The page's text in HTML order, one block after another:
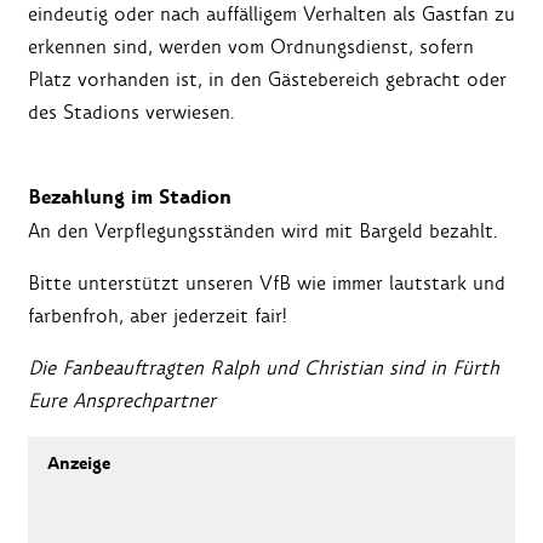
eindeutig oder nach auffälligem Verhalten als Gastfan zu
erkennen sind, werden vom Ordnungsdienst, sofern
Platz vorhanden ist, in den Gästebereich gebracht oder
des Stadions verwiesen.
Bezahlung im Stadion
An den Verpflegungsständen wird mit Bargeld bezahlt.
Bitte unterstützt unseren VfB wie immer lautstark und
farbenfroh, aber jederzeit fair!
Die Fanbeauftragten Ralph und Christian sind in Fürth
Eure Ansprechpartner